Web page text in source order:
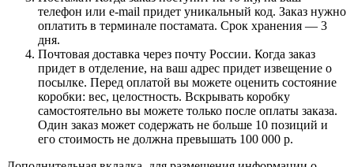
телефон или e-mail придет уникальный код. Заказ нужно
оплатить в терминале постамата. Срок хранения — 3
дня.
Почтовая доставка через почту России. Когда заказ
придет в отделение, на ваш адрес придет извещение о
посылке. Перед оплатой вы можете оценить состояние
коробки: вес, целостность. Вскрывать коробку
самостоятельно вы можете только после оплаты заказа.
Один заказ может содержать не больше 10 позиций и
его стоимость не должна превышать 100 000 р.